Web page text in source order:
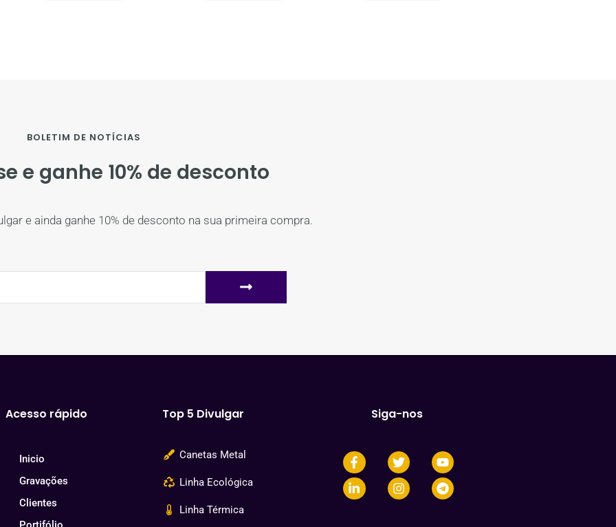
BOLETIM DE NOTÍCIAS
e ganhe 10% de desconto
e ainda ganhe 10% de desconto na sua primeira compra.
Acesso rápido
Inicio
Gravações
Clientes
Top 5 Divulgar
Canetas Metal
Linha Ecológica
Linha Térmica
Siga-nos